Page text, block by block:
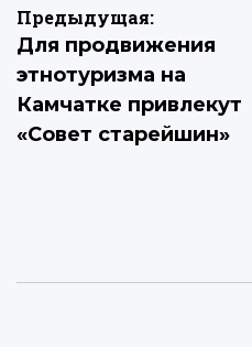
Навигация
по
записям
Предыдущая:
Для продвижения
этнотуризма на
Камчатке привлекут
«Совет старейшин»